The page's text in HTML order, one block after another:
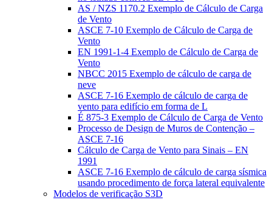
AS / NZS 1170.2 Exemplo de Cálculo de Carga
de Vento
ASCE 7-10 Exemplo de Cálculo de Carga de
Vento
EN 1991-1-4 Exemplo de Cálculo de Carga de
Vento
NBCC 2015 Exemplo de cálculo de carga de
neve
ASCE 7-16 Exemplo de cálculo de carga de
vento para edifício em forma de L
É 875-3 Exemplo de Cálculo de Carga de Vento
Processo de Design de Muros de Contenção –
ASCE 7-16
Cálculo de Carga de Vento para Sinais – EN
1991
ASCE 7-16 Exemplo de cálculo de carga sísmica
usando procedimento de força lateral equivalente
Modelos de verificação S3D